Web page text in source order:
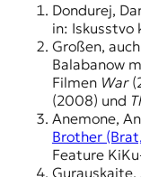
Dondurej,
in: Iskusstvo
Großen,
Balabanow
Filmen War
(2008) und
Anemone,
Brother
Feature
Gurauskajte,